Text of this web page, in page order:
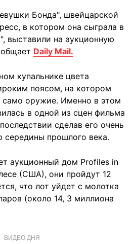
Бонда", швейцарской
в котором она сыграла в
выставили на аукционную
Daily Mail.
купальнике цвета
поясом, на котором
оружие. Именно в этом
в одной из сцен фильма
сделав его очень
середины прошлого века.
аукционный дом Profiles in
(США), они пройдут 12
что лот уйдет с молотка
(около 14, 3 миллиона
ВИДЕО ДНЯ